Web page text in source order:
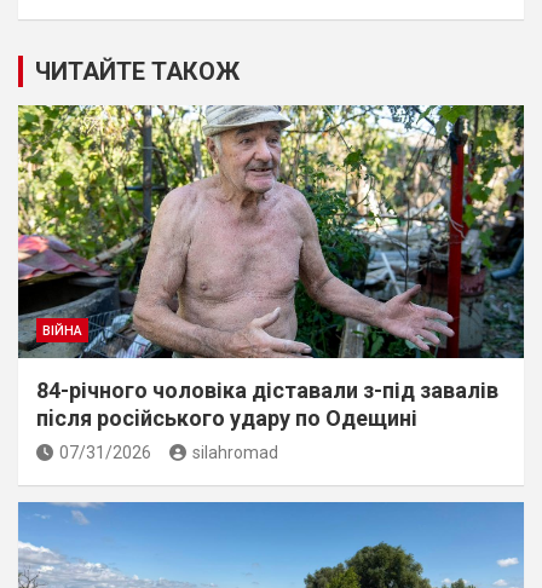
ЧИТАЙТЕ ТАКОЖ
ВІЙНА
84-річного чоловіка діставали з-під завалів
пiсля росiйського удару по Одещині
07/31/2026 silahromad